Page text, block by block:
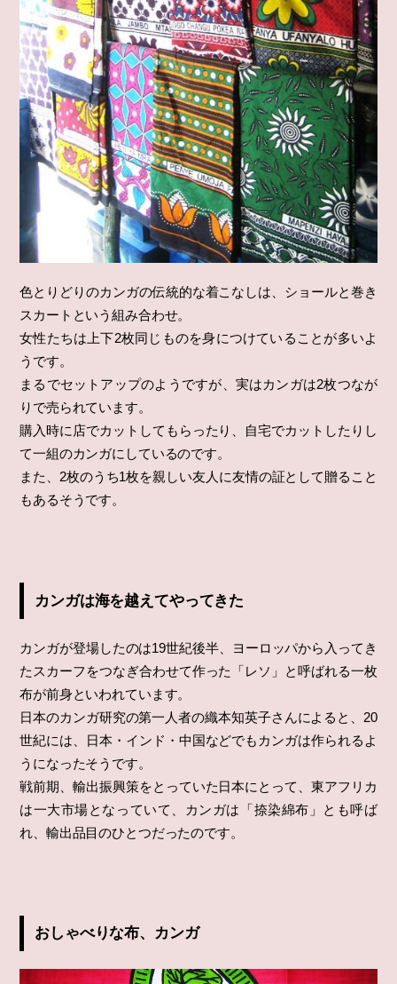
色とりどりのカンガの伝統的な着こなしは、ショールと巻き
スカートという組み合わせ。
女性たちは上下2枚同じものを身につけていることが多いよ
うです。
まるでセットアップのようですが、実はカンガは2枚つなが
りで売られています。
購入時に店でカットしてもらったり、自宅でカットしたりし
て一組のカンガにしているのです。
また、2枚のうち1枚を親しい友人に友情の証として贈ること
もあるそうです。
カンガは海を越えてやってきた
カンガが登場したのは19世紀後半、ヨーロッパから入ってき
たスカーフをつなぎ合わせて作った「レソ」と呼ばれる一枚
布が前身といわれています。
日本のカンガ研究の第一人者の織本知英子さんによると、20
世紀には、日本・インド・中国などでもカンガは作られるよ
うになったそうです。
戦前期、輸出振興策をとっていた日本にとって、東アフリカ
は一大市場となっていて、カンガは「捺染綿布」とも呼ば
れ、輸出品目のひとつだったのです。
おしゃべりな布、カンガ